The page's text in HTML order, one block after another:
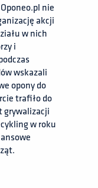
nie
akcji
w nich
i
wskazali
opony do
trafiło do
grywalizacji
w roku